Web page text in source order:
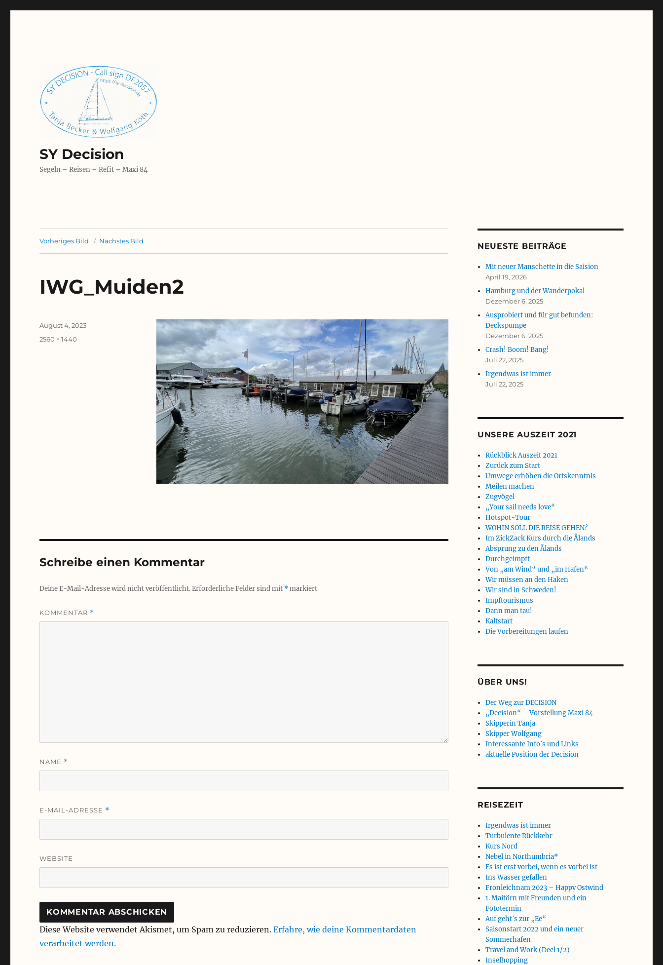
SY Decision
Segeln – Reisen – Refit – Maxi 84
Vorheriges Bild Nächstes Bild
IWG_Muiden2
Veröffentlicht
August 4, 2023
Originalgröße
2560 × 1440
Schreibe einen Kommentar
Deine E-Mail-Adresse wird nicht veröffentlicht.Erforderliche Felder sind mit *markiert
KOMMENTAR *
NAME *
E-MAIL-ADRESSE *
WEBSITE
Diese Website verwendet Akismet, um Spam zu reduzieren.Erfahre, wie deine Kommentardaten
verarbeitet werden.
NEUESTE BEITRÄGE
Mit neuer Manschette in die Saision
April 19, 2026
Hamburg und der Wanderpokal
Dezember 6, 2025
Ausprobiert und für gut befunden:
Deckspumpe
Dezember 6, 2025
Crash! Boom! Bang!
Juli 22, 2025
Irgendwas ist immer
Juli 22, 2025
UNSERE AUSZEIT 2021
Rückblick Auszeit 2021
Zurück zum Start
Umwege erhöhen die Ortskenntnis
Meilen machen
Zugvögel
„Your sail needs love“
Hotspot-Tour
WOHIN SOLL DIE REISE GEHEN?
Im ZickZack Kurs durch die Ålands
Absprung zu den Ålands
Durchgeimpft
Von „am Wind“ und „im Hafen“
Wir müssen an den Haken
Wir sind in Schweden!
Impftourismus
Dann man tau!
Kaltstart
Die Vorbereitungen laufen
ÜBER UNS!
Der Weg zur DECISION
„Decision“ – Vorstellung Maxi 84
Skipperin Tanja
Skipper Wolfgang
Interessante Info´s und Links
aktuelle Position der Decision
REISEZEIT
Irgendwas ist immer
Turbulente Rückkehr
Kurs Nord
Nebel in Northumbria*
Es ist erst vorbei, wenn es vorbei ist
Ins Wasser gefallen
Fronleichnam 2023 – Happy Ostwind
1. Maitörn mit Freunden und ein
Fototermin
Auf geht´s zur „Ee“
Saisonstart 2022 und ein neuer
Sommerhafen
Travel and Work (Deel 1/2)
Inselhopping